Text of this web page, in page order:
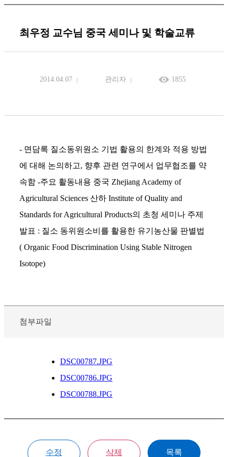
최우정 교수님 중국 세미나 및 학술교류
2014.04.07 관리자 1855
- 면담록 질소동위원소 기법 활용의 한계와 적용 방법
에 대해 논의하고, 향후 관련 연구에서 업무협조를 약
속함 -주요 활동내용 중국 Zhejiang Academy of
Agricultural Sciences 산하 Institute of Quality and
Standards for Agricultural Products의 초청 세미나 주제
발표 : 질소 동위원소비를 활용한 유기농산물 판별법
( Organic Food Discrimination Using Stable Nitrogen
Isotope)
첨부파일
DSC00787.JPG
DSC00786.JPG
DSC00788.JPG
수정 삭제